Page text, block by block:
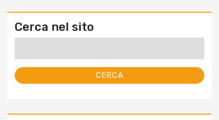
Cerca nel sito